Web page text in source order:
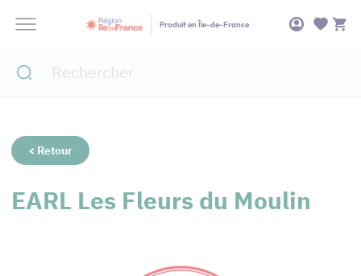
Produit en Île-de-France
< Retour
EARL Les Fleurs du Moulin